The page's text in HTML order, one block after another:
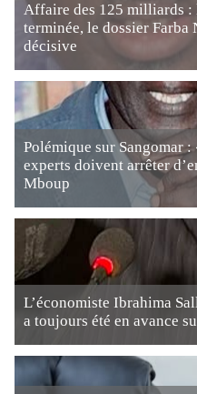
Affaire des 125 milliards :
terminée, le dossier Farba
décisive
Polémique sur Sangomar
experts doivent arrêter
Mboup
L’économiste Ibrahima
a toujours été en avance